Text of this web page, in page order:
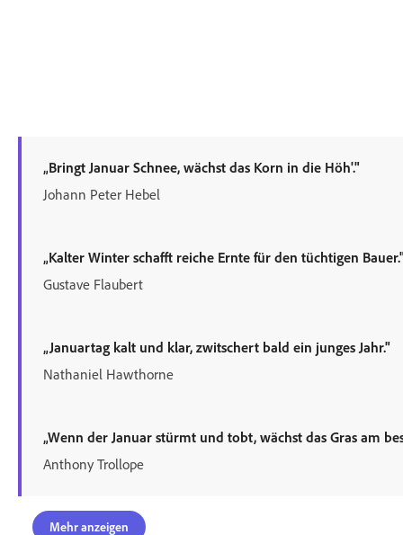
„Bringt Januar Schnee, wächst das Korn in die Höh'."
Johann Peter Hebel
„Kalter Winter schafft reiche Ernte für den tüchtigen
Gustave Flaubert
„Januartag kalt und klar, zwitschert bald ein junges Jahr."
Nathaniel Hawthorne
„Wenn der Januar stürmt und tobt, wächst das Gras am
Anthony Trollope
Mehr anzeigen